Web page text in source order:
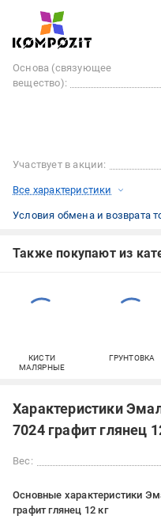
Основа (связующее
вещество):
Участвует в акции:
Все характеристики
Условия обмена и возврата
Также покупают из
КИСТИ
МАЛЯРНЫЕ
ГРУНТОВКА
Характеристики
7024 графит глянец
Вес:
Основные характеристики
графит глянец 12 кг